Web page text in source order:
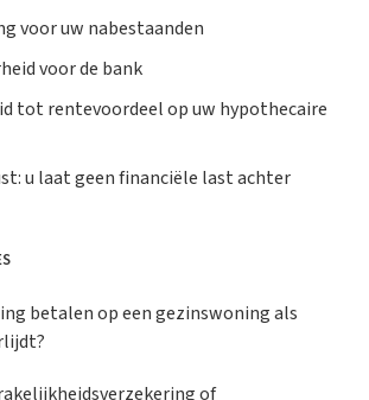
voor uw nabestaanden
voor de bank
tot rentevoordeel op uw hypothecaire
u laat geen financiële last achter
betalen op een gezinswoning als
of